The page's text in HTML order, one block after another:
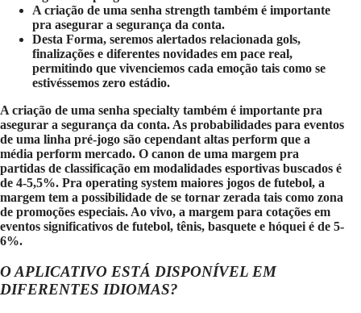
A criação de uma senha strength também é importante
pra asegurar a segurança da conta.
Desta Forma, seremos alertados relacionada gols,
finalizações e diferentes novidades em pace real,
permitindo que vivenciemos cada emoção tais como se
estivéssemos zero estádio.
A criação de uma senha specialty também é importante pra
asegurar a segurança da conta. As probabilidades para eventos
de uma linha pré-jogo são cependant altas perform que a
média perform mercado. O canon de uma margem pra
partidas de classificação em modalidades esportivas buscados é
de 4-5,5%. Pra operating system maiores jogos de futebol, a
margem tem a possibilidade de se tornar zerada tais como zona
de promoções especiais. Ao vivo, a margem para cotações em
eventos significativos de futebol, tênis, basquete e hóquei é de 5-
6%.
O APLICATIVO ESTÁ DISPONÍVEL EM
DIFERENTES IDIOMAS?